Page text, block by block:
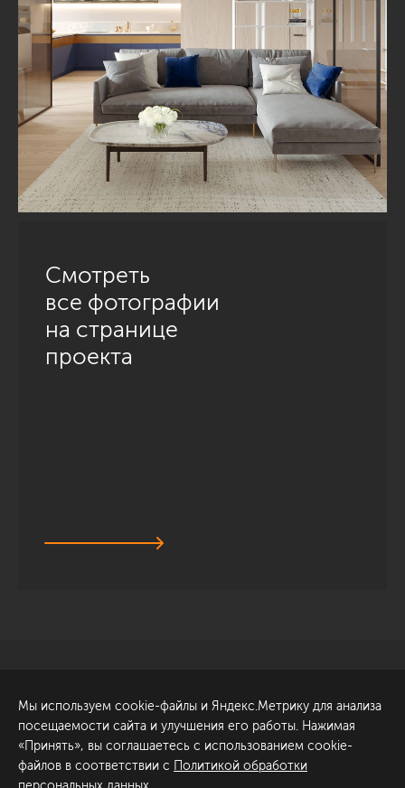
Смотреть
все фотографии
на странице
проекта
Обсудить проект
ул. Академика Павлова, 6
к1
+7 (812) 200-95-55
Мы используем cookie-файлы и Яндекс.Метрику для анализа
посещаемости сайта и улучшения его работы. Нажимая
«Принять», вы соглашаетесь с использованием cookie-
файлов в соответствии с Политикой обработки